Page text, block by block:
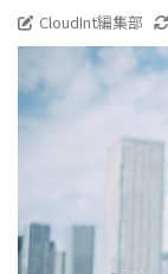
CloudInt編集部